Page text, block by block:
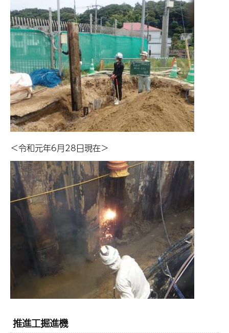
＜令和元年6月28日現在＞
推進工掘進機